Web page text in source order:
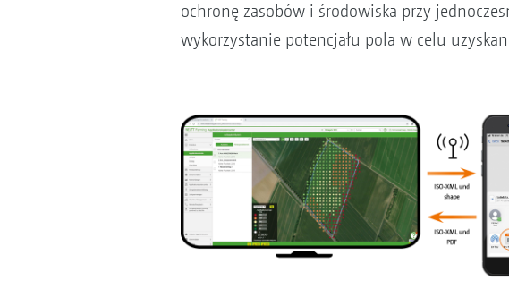
ochronę zasobów i środowiska przy
wykorzystanie potencjału pola w celu